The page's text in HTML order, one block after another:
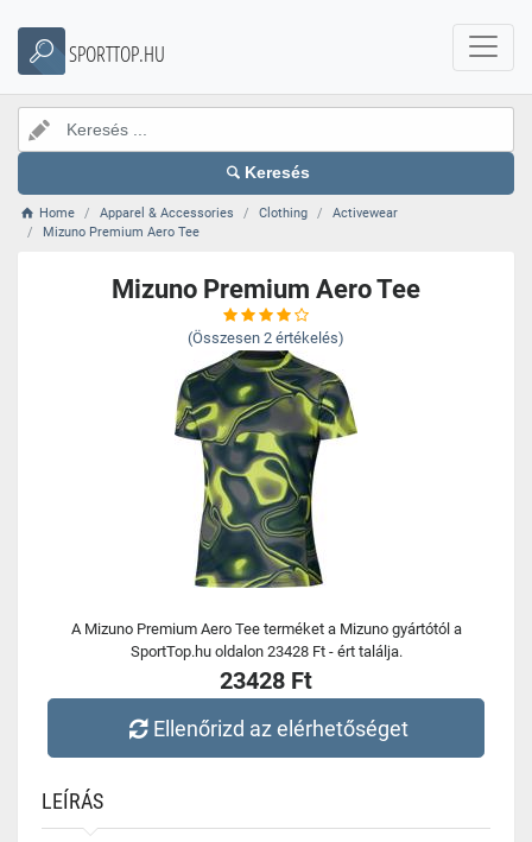
SPORTTOP.HU
Keresés
Home Apparel & Accessories Clothing
Activewear
Mizuno Premium Aero Tee
Mizuno Premium Aero Tee
(Összesen 2 értékelés)
A Mizuno Premium Aero Tee terméket a Mizuno gyártótól a
SportTop.hu oldalon 23428 Ft - ért találja.
23428 Ft
Ellenőrizd az elérhetőséget
LEÍRÁS